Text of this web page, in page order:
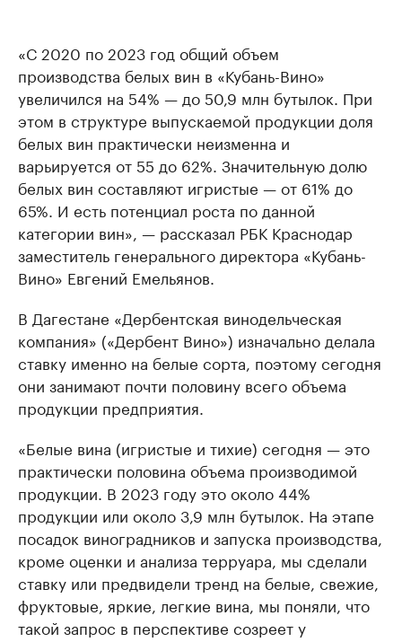
«С 2020 по 2023 год общий объем
производства белых вин в «Кубань-Вино»
увеличился на 54% — до 50,9 млн бутылок. При
этом в структуре выпускаемой продукции доля
белых вин практически неизменна и
варьируется от 55 до 62%. Значительную долю
белых вин составляют игристые — от 61% до
65%. И есть потенциал роста по данной
категории вин», — рассказал РБК Краснодар
заместитель генерального директора «Кубань-
Вино» Евгений Емельянов.
В Дагестане «Дербентская винодельческая
компания» («Дербент Вино») изначально делала
ставку именно на белые сорта, поэтому сегодня
они занимают почти половину всего объема
продукции предприятия.
«Белые вина (игристые и тихие) сегодня — это
практически половина объема производимой
продукции. В 2023 году это около 44%
продукции или около 3,9 млн бутылок. На этапе
посадок виноградников и запуска производства,
кроме оценки и анализа терруара, мы сделали
ставку или предвидели тренд на белые, свежие,
фруктовые, яркие, легкие вина, мы поняли, что
такой запрос в перспективе созреет у